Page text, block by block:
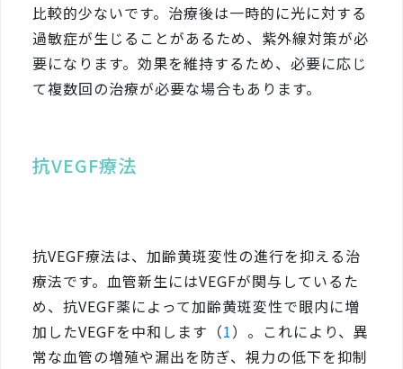
比較的少ないです。治療後は一時的に光に対する
過敏症が生じることがあるため、紫外線対策が必
要になります。効果を維持するため、必要に応じ
て複数回の治療が必要な場合もあります。
抗VEGF療法
抗VEGF療法は、加齢黄斑変性の進行を抑える治
療法です。血管新生にはVEGFが関与しているた
め、抗VEGF薬によって加齢黄斑変性で眼内に増
加したVEGFを中和します（1）。これにより、異
常な血管の増殖や漏出を防ぎ、視力の低下を抑制